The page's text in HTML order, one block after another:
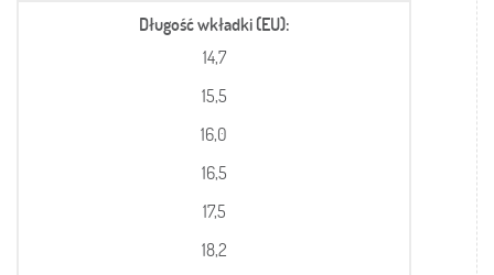
Długość wkładki (EU)
14,7
15,5
16,0
16,5
17,5
18,2